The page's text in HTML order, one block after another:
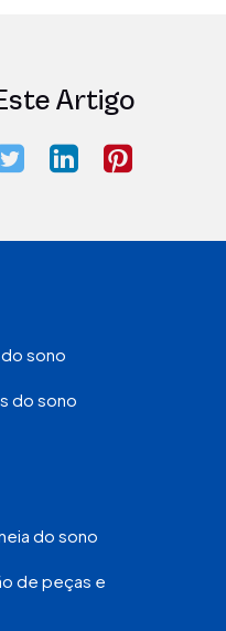
Artigo
sono
do sono
do sono
de peças e